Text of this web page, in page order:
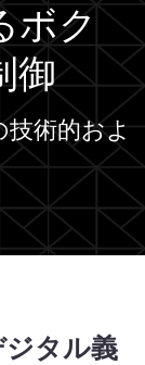
ボク
御
技術的およ
タル義